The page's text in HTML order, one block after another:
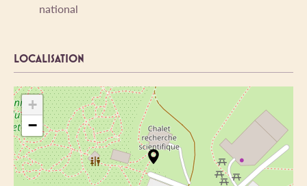
national
LOCALISATION
+
−